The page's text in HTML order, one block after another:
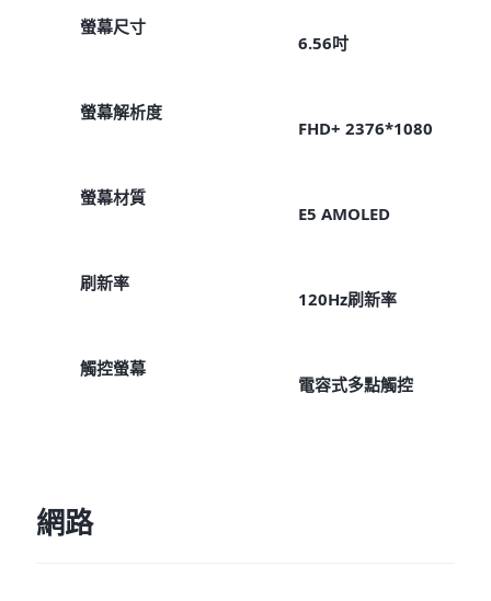
螢幕尺寸
6.56吋
螢幕解析度
FHD+ 2376*1080
螢幕材質
E5 AMOLED
刷新率
120Hz刷新率
觸控螢幕
電容式多點觸控
網路